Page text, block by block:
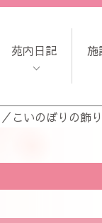
苑内日記 施
／ こいのぼりの飾